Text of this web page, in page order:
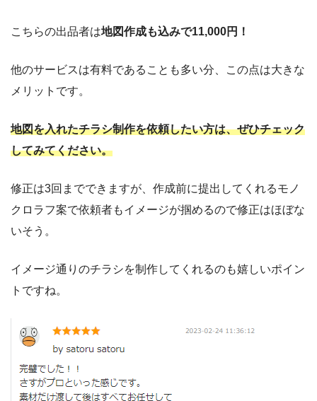
こちらの出品者は地図作成も込みで11,000円！
他のサービスは有料であることも多い分、この点は大きな
メリットです。
地図を入れたチラシ制作を依頼したい方は、ぜひチェック
してみてください。
修正は3回までできますが、作成前に提出してくれるモノ
クロラフ案で依頼者もイメージが掴めるので修正はほぼな
いそう。
イメージ通りのチラシを制作してくれるのも嬉しいポイン
トですね。